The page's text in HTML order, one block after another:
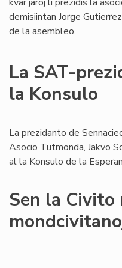
demisiintan Jorge
de la asembleo.
La SAT-
la Konsulo
La prezidanto de
Asocio Tutmonda, Jakvo
al la Konsulo de la
Sen la Civito